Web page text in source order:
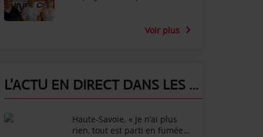
Voir plus
L'ACTU EN DIRECT DANS LES ALPES !
Haute-Savoie. « Je n’ai plus
rien, tout est parti en fumée »